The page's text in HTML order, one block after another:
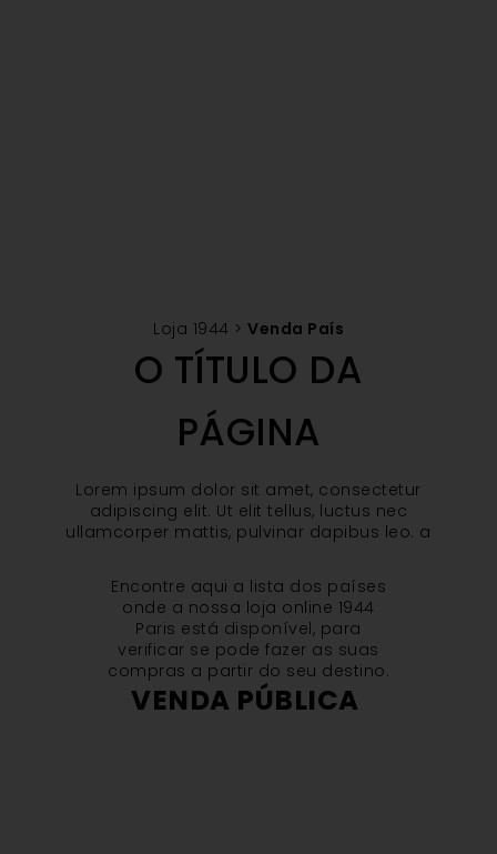
Loja 1944 > Venda País
O TÍTULO DA
PÁGINA
Lorem ipsum dolor sit amet, consectetur
adipiscing elit. Ut elit tellus, luctus nec
ullamcorper mattis, pulvinar dapibus leo. a
Encontre aqui a lista dos países
onde a nossa loja online 1944
Paris está disponível, para
verificar se pode fazer as suas
compras a partir do seu destino.
VENDA PÚBLICA